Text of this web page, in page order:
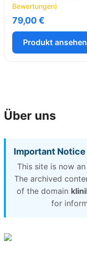
Bewertungen)
79,00 €
Produkt ansehen
Über uns
Important Notice
This site is now
The archived
of the domain
for